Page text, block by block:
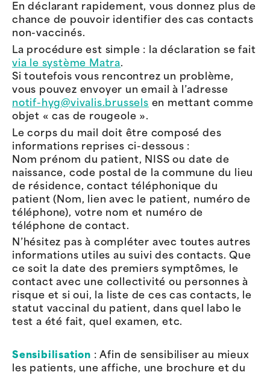
En déclarant rapidement, vous donnez plus de
chance de pouvoir identifier des cas contacts
non-vaccinés.
La procédure est simple : la déclaration se fait
via le système Matra.
Si toutefois vous rencontrez un problème,
vous pouvez envoyer un email à l’adresse
notif-hyg@vivalis.brussels en mettant comme
objet « cas de rougeole ».
Le corps du mail doit être composé des
informations reprises ci-dessous :
Nom prénom du patient, NISS ou date de
naissance, code postal de la commune du lieu
de résidence, contact téléphonique du
patient (Nom, lien avec le patient, numéro de
téléphone), votre nom et numéro de
téléphone de contact.
N’hésitez pas à compléter avec toutes autres
informations utiles au suivi des contacts. Que
ce soit la date des premiers symptômes, le
contact avec une collectivité ou personnes à
risque et si oui, la liste de ces cas contacts, le
statut vaccinal du patient, dans quel labo le
test a été fait, quel examen, etc.
Sensibilisation : Afin de sensibiliser au mieux
les patients, une affiche, une brochure et du